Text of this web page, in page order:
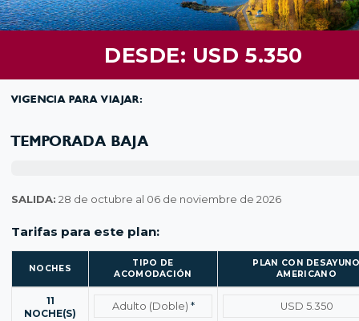
DESDE: USD 5.350
VIGENCIA PARA VIAJAR:
TEMPORADA BAJA
SALIDA: 28 de octubre al 06 de noviembre de 2026
Tarifas para este plan:
NOCHES
TIPO DE
ACOMODACIÓN
PLAN CON
AMERICANO
11
NOCHE(S)
Adulto (Doble) * USD 5.350